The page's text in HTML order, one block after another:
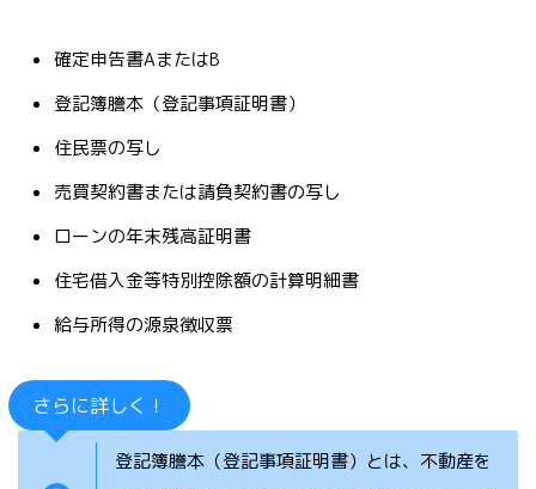
確定申告書AまたはB
登記簿謄本（登記事項証明書）
住民票の写し
売買契約書または請負契約書の写し
ローンの年末残高証明書
住宅借入金等特別控除額の計算明細書
給与所得の源泉徴収票
さらに詳しく！
登記簿謄本（登記事項証明書）とは、不動産を